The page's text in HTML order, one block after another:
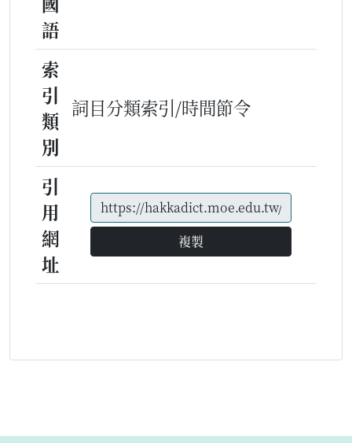
語
索
引
類
別
詞目分類索引/時間節令
引
用
網
址
複製